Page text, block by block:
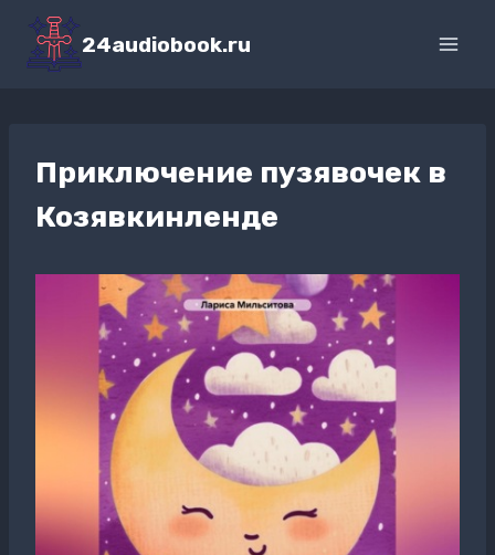
Перейти
содержимому
24audiobook.ru
Приключение пузявочек в
Козявкинленде